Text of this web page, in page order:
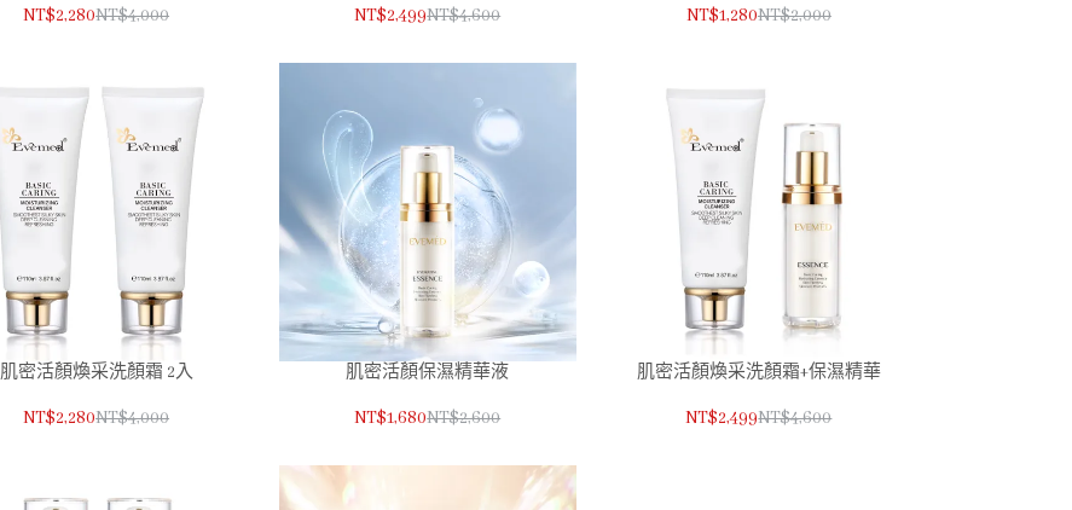
NT$2,280NT$4,000 NT$2,499NT$4,600 NT$1,280NT$2,000
肌密活顏煥采洗顏霜 2入
NT$2,280NT$4,000
肌密活顏保濕精華液
NT$1,680NT$2,600
肌密活顏煥采洗顏霜+保濕精華
NT$2,499NT$4,600